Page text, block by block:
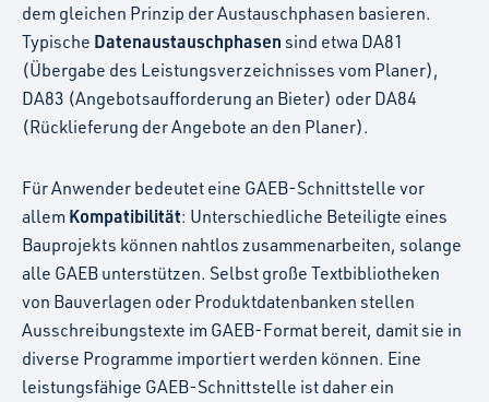
dem gleichen Prinzip der Austauschphasen basieren.
Typische Datenaustauschphasen sind etwa DA81
(Übergabe des Leistungsverzeichnisses vom Planer),
DA83 (Angebotsaufforderung an Bieter) oder DA84
(Rücklieferung der Angebote an den Planer).
Für Anwender bedeutet eine GAEB-Schnittstelle vor
allem Kompatibilität: Unterschiedliche Beteiligte eines
Bauprojekts können nahtlos zusammenarbeiten, solange
alle GAEB unterstützen. Selbst große Textbibliotheken
von Bauverlagen oder Produktdatenbanken stellen
Ausschreibungstexte im GAEB-Format bereit, damit sie in
diverse Programme importiert werden können. Eine
leistungsfähige GAEB-Schnittstelle ist daher ein